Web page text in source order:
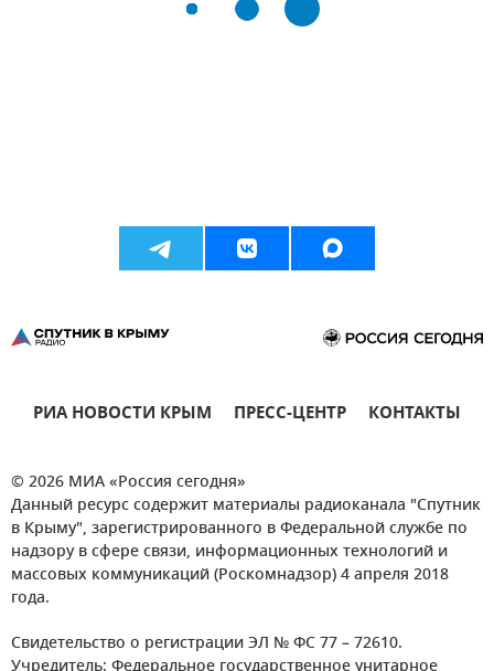
РИА НОВОСТИ КРЫМ ПРЕСС-ЦЕНТР КОНТАКТЫ
© 2026 МИА «Россия сегодня»
Данный ресурс содержит материалы радиоканала "Спутник
в Крыму", зарегистрированного в Федеральной службе по
надзору в сфере связи, информационных технологий и
массовых коммуникаций (Роскомнадзор) 4 апреля 2018
года.
Свидетельство о регистрации ЭЛ № ФС 77 – 72610.